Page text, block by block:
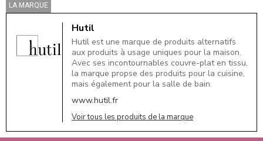
LA MARQUE
Hutil
Hutil est une marque de produits alternatifs
aux produits à usage uniques pour la maison.
Avec ses incontournables couvre-plat en tissu,
la marque propse des produits pour la cuisine,
mais également pour la salle de bain.
www.hutil.fr
Voir tous les produits de la marque